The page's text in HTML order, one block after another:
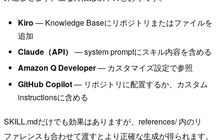
Kiro — Knowledge Baseにリポジトリまたはファイルを
追加
Claude（API） — system promptにスキル内容を含める
Amazon Q Developer— カスタマイズ設定で参照
GitHub Copilot— リポジトリに配置するか、カスタム
instructionsに含める
SKILL.mdだけでも効果はありますが、references/ 内のリ
ファレンスも合わせて渡すとより正確な生成が得られます。